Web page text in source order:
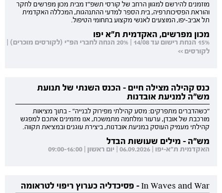
מוזמנים להירשם למגוון הרחב של קורסי תשפ"ז מבית מכון מפרשים לחקר
והוראת הפסיכותרפיה, בית הספר למדעי ההתנהגות, המכללה האקדמית
תל אביב-יפו, המוצעים לאנשי מקצוע בתחומי הטיפול.
מכון מפרשים, האקדמית ת"א יפו
15% הנחת רישום עד 14/08 | 20% הנחה לחברי הפ"י (לקורסים מוכרים) |
לקורסים >>
כנס קהילה מצילה חיים - הכנס השנתי של תנועת
מש"ה למניעת אובדנות
"כשהדברים מתפרקים: מסע קהילתי מפירוק לבנייה" - בתוך מציאות
מורכבת של אובדן, ערעור ומלחמה מתמשכת, אנו מזמינים אתכם למפגש
קהילתי מעמיק העוסק במניעת אובדנות, ביצירת עוגנים ובמציאת תקווה.
מש"ה - מילים שעושות הבדל
האקדמית ת"א-יפו | 06.09.2026 | יום ראשון | 09:00-16:00
In Waves and War - פסיכדליה כערוץ ריפוי לטראומה